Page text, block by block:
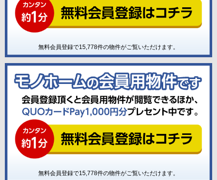
無料会員登録で15,778件の物件がご覧いただけます。
無料会員登録で15,778件の物件がご覧いただけます。